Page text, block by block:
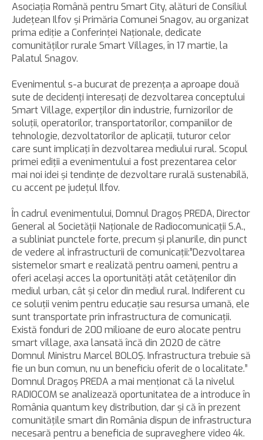
Asociaţia Română pentru Smart City, alături de Consiliul
Judeţean Ilfov şi Primăria Comunei Snagov, au organizat
prima ediţie a Conferinţei Naţionale, dedicate
comunităţilor rurale Smart Villages, în 17 martie, la
Palatul Snagov.
Evenimentul s-a bucurat de prezenţa a aproape două
sute de decidenţi interesaţi de dezvoltarea conceptului
Smart Village, experţilor din industrie, furnizorilor de
soluţii, operatorilor, transportatorilor, companiilor de
tehnologie, dezvoltatorilor de aplicaţii, tuturor celor
care sunt implicaţi în dezvoltarea mediului rural. Scopul
primei ediţii a evenimentului a fost prezentarea celor
mai noi idei şi tendinţe de dezvoltare rurală sustenabilă,
cu accent pe judeţul Ilfov.
În cadrul evenimentului, Domnul Dragoş PREDA, Director
General al Societăţii Naţionale de Radiocomunicaţii S.A.,
a subliniat punctele forte, precum şi planurile, din punct
de vedere al infrastructurii de comunicaţii:”Dezvoltarea
sistemelor smart e realizată pentru oameni, pentru a
oferi acelaşi acces la oportunităţi atât cetăţenilor din
mediul urban, cât şi celor din mediul rural. Indiferent cu
ce soluţii venim pentru educaţie sau resursa umană, ele
sunt transportate prin infrastructura de comunicaţii.
Există fonduri de 200 milioane de euro alocate pentru
smart village, axa lansată încă din 2020 de către
Domnul Ministru Marcel BOLOŞ. Infrastructura trebuie să
fie un bun comun, nu un beneficiu oferit de o localitate.”
Domnul Dragoş PREDA a mai menţionat că la nivelul
RADIOCOM se analizează oportunitatea de a introduce în
România quantum key distribution, dar şi că în prezent
comunităţile smart din România dispun de infrastructura
necesară pentru a beneficia de supraveghere video 4k.